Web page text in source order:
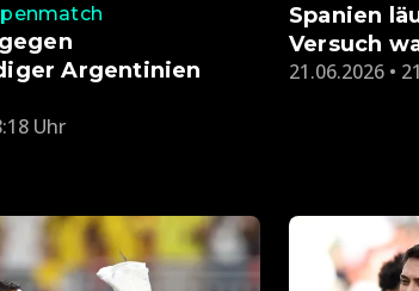
Argentinien
Uhr
Spanien
Versuch
21.06.2026 •